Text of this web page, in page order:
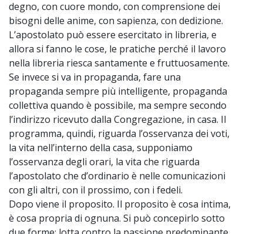
degno, con cuore mondo, con comprensione dei
bisogni delle anime, con sapienza, con dedizione.
L’apostolato può essere esercitato in libreria, e
allora si fanno le cose, le pratiche perché il lavoro
nella libreria riesca santamente e fruttuosamente.
Se invece si va in propaganda, fare una
propaganda sempre più intelligente, propaganda
collettiva quando è possibile, ma sempre secondo
l’indirizzo ricevuto dalla Congregazione, in casa. Il
programma, quindi, riguarda l’osservanza dei voti,
la vita nell’interno della casa, supponiamo
l’osservanza degli orari, la vita che riguarda
l’apostolato che d’ordinario è nelle comunicazioni
con gli altri, con il prossimo, con i fedeli.
Dopo viene il proposito. Il proposito è cosa intima,
è cosa propria di ognuna. Si può concepirlo sotto